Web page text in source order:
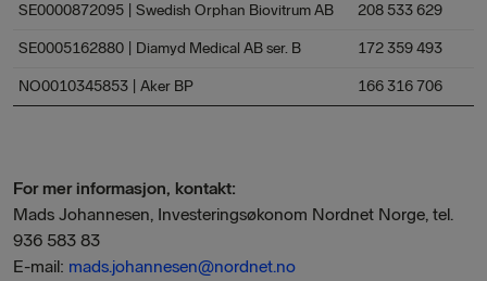
SE0000872095 | Swedish Orphan Biovitrum AB 208 533 629
SE0005162880 | Diamyd Medical AB ser. B 172 359 493
NO0010345853 | Aker BP 166 316 706
For mer informasjon, kontakt:
Mads Johannesen, Investeringsøkonom Nordnet Norge, tel.
936 583 83
E-mail: mads.johannesen@nordnet.no